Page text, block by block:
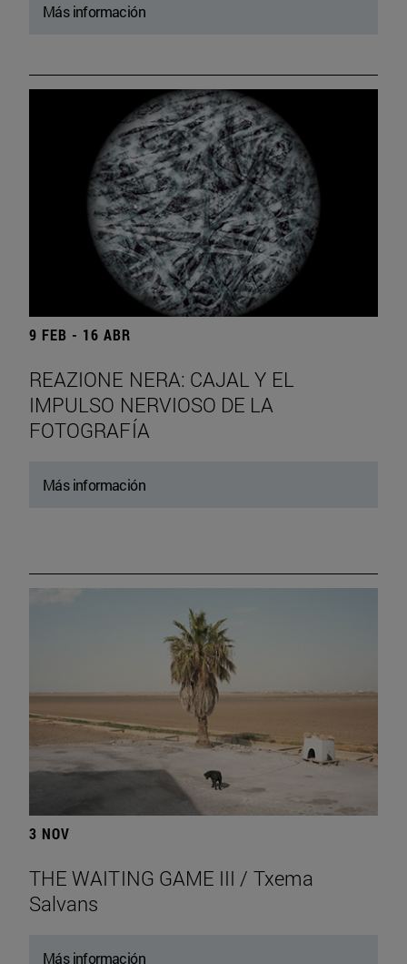
Más información
9 FEB - 16 ABR
REAZIONE NERA: CAJAL Y EL
IMPULSO NERVIOSO DE LA
FOTOGRAFÍA
Más información
3 NOV
THE WAITING GAME III / Txema
Salvans
Más información